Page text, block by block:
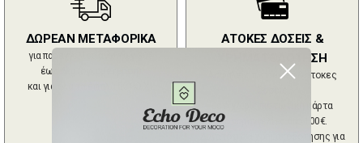
ΔΩΡΕΑΝ ΜΕΤΑΦΟΡΙΚΑ
για παραγγελίες άνω των 80€
έως 6kg (ογκομέτρηση)
και για όλα τα έπιπλα ECHO XL
ΑΤΟΚΕΣ ΔΟΣΕΙΣ &
ΧΡΗΜΑΤΟΔΟΤΗΣΗ
Ασφαλείς πληρωμές & άτοκες
με ή χωρίς πιστωτική κάρτα
για παραγγελίες από 100€.
Δυνατότητα χρηματοδότησης για